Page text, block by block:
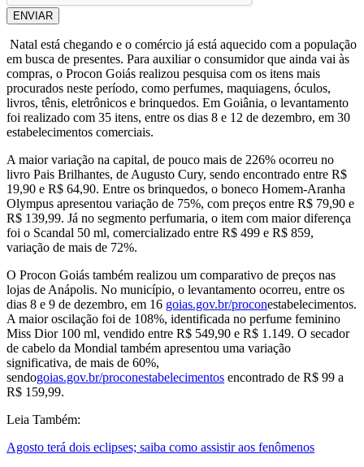
ENVIAR
Natal está chegando e o comércio já está aquecido com a população
em busca de presentes. Para auxiliar o consumidor que ainda vai às
compras, o Procon Goiás realizou pesquisa com os itens mais
procurados neste período, como perfumes, maquiagens, óculos,
livros, tênis, eletrônicos e brinquedos. Em Goiânia, o levantamento
foi realizado com 35 itens, entre os dias 8 e 12 de dezembro, em 30
estabelecimentos comerciais.
A maior variação na capital, de pouco mais de 226% ocorreu no
livro Pais Brilhantes, de Augusto Cury, sendo encontrado entre R$
19,90 e R$ 64,90. Entre os brinquedos, o boneco Homem-Aranha
Olympus apresentou variação de 75%, com preços entre R$ 79,90 e
R$ 139,99. Já no segmento perfumaria, o item com maior diferença
foi o Scandal 50 ml, comercializado entre R$ 499 e R$ 859,
variação de mais de 72%.
O Procon Goiás também realizou um comparativo de preços nas
lojas de Anápolis. No município, o levantamento ocorreu, entre os
dias 8 e 9 de dezembro, em 16 goias.gov.br/proconestabelecimentos.
A maior oscilação foi de 108%, identificada no perfume feminino
Miss Dior 100 ml, vendido entre R$ 549,90 e R$ 1.149. O secador
de cabelo da Mondial também apresentou uma variação
significativa, de mais de 60%,
sendogoias.gov.br/proconestabelecimentos encontrado de R$ 99 a
R$ 159,99.
Leia Também:
Agosto terá dois eclipses; saiba como assistir aos fenômenos